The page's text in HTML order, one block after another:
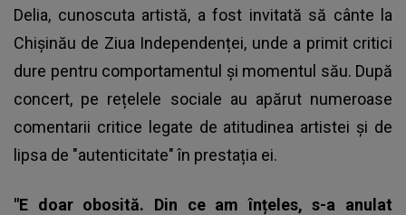
Delia, cunoscuta artistă, a fost invitată să cânte la
Chișinău de Ziua Independenței, unde a primit critici
dure pentru comportamentul și momentul său. După
concert, pe rețelele sociale au apărut numeroase
comentarii critice legate de atitudinea artistei și de
lipsa de "autenticitate" în prestația ei.
"E doar obosită. Din ce am înțeles, s-a anulat